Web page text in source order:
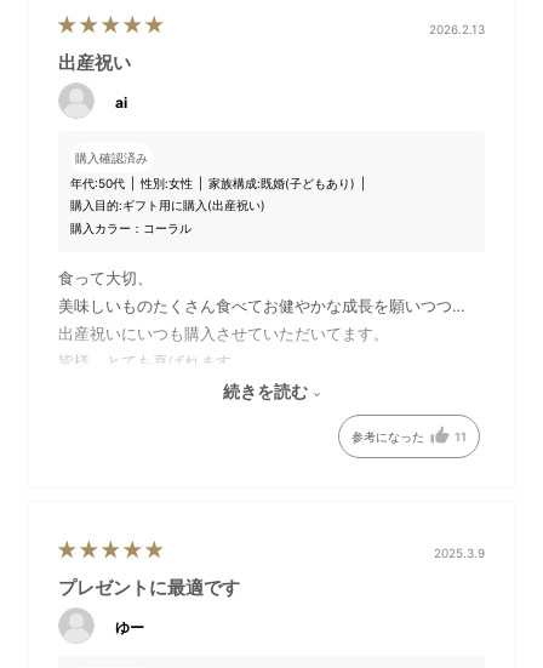
両手で掴める持ち手で、こぼ
しにくいデザインです。
パッケージ
2026.2.13
出産祝い
ai
購入確認済み
年代:50代 性別:女性 家族構成:既婚(子どもあり)
購入目的:ギフト用に購入(出産祝い)
購入カラー：コーラル
食って大切、
美味しいものたくさん食べてお健やかな成長を願いつつ…
出産祝いにいつも購入させていただいてます。
皆様、とても喜ばれます。
結婚祝いにBRUNOのブレンダー
続きを読む
参考になった 11
2025.3.9
プレゼントに最適です
ゆー